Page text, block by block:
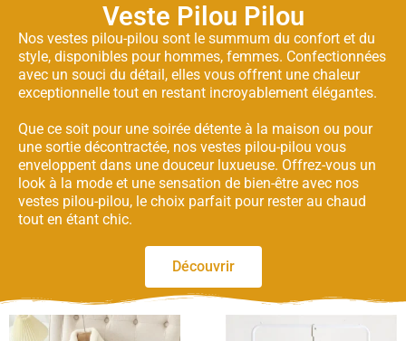
Veste Pilou Pilou
Nos vestes pilou-pilou sont le summum du confort et du
style, disponibles pour hommes, femmes. Confectionnées
avec un souci du détail, elles vous offrent une chaleur
exceptionnelle tout en restant incroyablement élégantes.
Que ce soit pour une soirée détente à la maison ou pour
une sortie décontractée, nos vestes pilou-pilou vous
enveloppent dans une douceur luxueuse. Offrez-vous un
look à la mode et une sensation de bien-être avec nos
vestes pilou-pilou, le choix parfait pour rester au chaud
tout en étant chic.
Découvrir